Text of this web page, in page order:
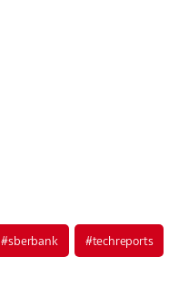
#sberbank #techreports